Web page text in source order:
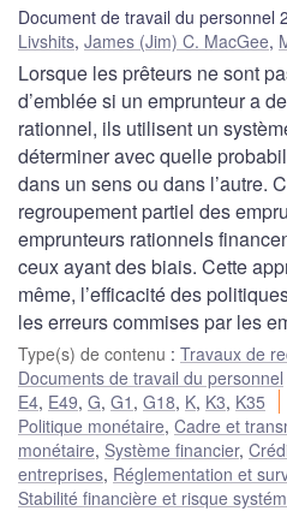
Document de travail du personnel
Livshits, James (Jim) C. MacGee,
Lorsque les prêteurs ne sont
d’emblée si un emprunteur a
rationnel, ils utilisent un
déterminer avec quelle
dans un sens ou dans l’autre.
regroupement partiel des
emprunteurs rationnels
ceux ayant des biais. Cette
même, l’efficacité des
les erreurs commises par les
Type(s) de contenu : Travaux de
Documents de travail du personnel
E4, E49, G, G1 , G18, K, K3, K35
Politique monétaire, Cadre et
monétaire, Système financier,
entreprises, Réglementation et
Stabilité financière et risque